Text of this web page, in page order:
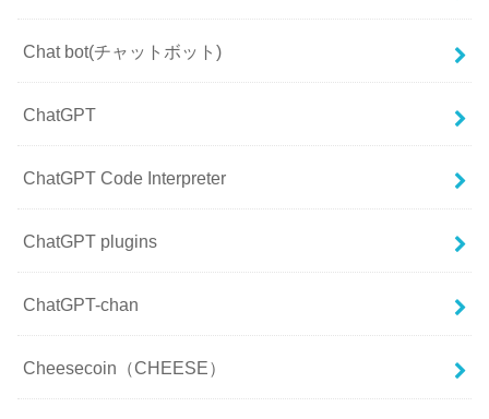
Chat bot(チャットボット)
ChatGPT
ChatGPT Code Interpreter
ChatGPT plugins
ChatGPT-chan
Cheesecoin（CHEESE）